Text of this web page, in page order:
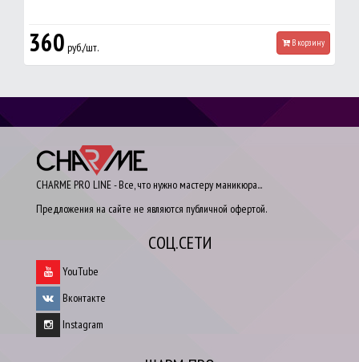
360 руб./шт. В корзину
CHARME PRO LINE - Все, что нужно мастеру маникюра...
Предложения на сайте не являются публичной офертой.
СОЦ.СЕТИ
YouTube
Вконтакте
Instagram